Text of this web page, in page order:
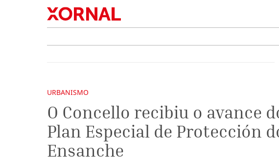
URBANISMO
O Concello recibiu o avance
Plan Especial de Protección
Ensanche